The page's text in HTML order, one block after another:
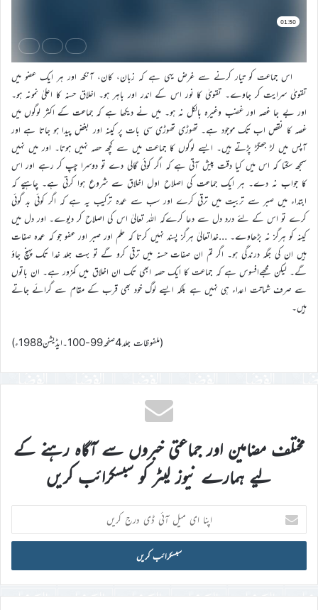
اس جماعت کو تیار کرنے سے غرض یہی ہے کہ زبان، کان، آنکھ اور ہر ایک عضو میں
تقویٰ سرایت کر جاوے۔ تقویٰ کا نور اس کے اندر اور باہر ہو۔ اخلاق حسنہ کا اعلیٰ نمونہ ہو۔
اور بے جا غصہ اور غضب وغیرہ بالکل نہ ہو۔ میں نے دیکھا ہے کہ جماعت کے اکثر لوگوں میں
غصہ کا نقص اب تک موجود ہے۔ تھوڑی تھوڑی سی بات پر کینہ اور بغض پیدا ہو جاتا ہے اور
آپس میں لڑ جھگڑ پڑتے ہیں۔ ایسے لوگوں کا جماعت میں سے کچھ حصہ نہیں ہوتا۔ اور میں نہیں
سمجھ سکتا کہ اس میں کیا دقت پیش آتی ہے کہ اگر کوئی گالی دے تو دوسرا چپ کر رہے اور اس
کا جواب نہ دے۔ ہر ایک جماعت کی اصلاح اول اخلاق سے شروع ہوا کرتی ہے۔ چاہیے کہ
ابتداء میں صبر سے تربیت میں ترقی کرے اور سب سے عمدہ ترکیب یہ ہے کہ اگر کوئی بد گوئی
کرے تو اس کے لئے درد دل سے دعا کرےکہ اللہ تعالیٰ اس کی اصلاح کر دیوے۔ اور دل میں
کینہ کو ہرگز نہ بڑھاوے۔ …خداتعالیٰ ہرگز پسند نہیں کرتا کہ حلم اور صبر اور عفو جو کہ عمدہ صفات
ہیں ان کی جگہ درندگی ہو۔ اگر تم ان صفات حسنہ میں ترقی کرو گے تو بہت جلد خدا تک پہنچ جاؤ
گے۔ لیکن مجھےافسوس ہے کہ جماعت کا ایک حصہ ابھی تک ان اخلاق میں کمزور ہے۔ ان باتوں
سے صرف شماتت اعداء ہی نہیں ہے بلکہ ایسے لوگ خود بھی قرب کے مقام سے گرائے جاتے
ہیں۔
(ملفوظات جلد4صفحہ99-100۔ایڈیشن1988ء)
مختلف مضامین اور جماعتی خبروں سے آگاہ رہنے کے
لیے ہمارے نیوز لیٹر کو سبسکرائب کریں
اپنا
ای
میل
ڈی
درج
کریں